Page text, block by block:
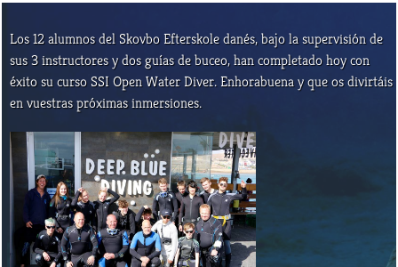
Los 12 alumnos del Skovbo Efterskole danés, bajo la supervisión de
sus 3 instructores y dos guías de buceo, han completado hoy con
éxito su curso SSI Open Water Diver. Enhorabuena y que os divirtáis
en vuestras próximas inmersiones.